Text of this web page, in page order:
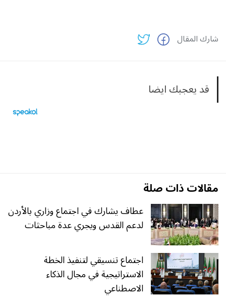
شارك المقال
قد يعجبك ايضا
مقالات ذات صلة
عطاف يشارك في اجتماع وزاري بالأردن
لدعم القدس ويجري عدة مباحثات
اجتماع تنسيقي لتنفيذ الخطة
الاستراتيجية في مجال الذكاء
الاصطناعي